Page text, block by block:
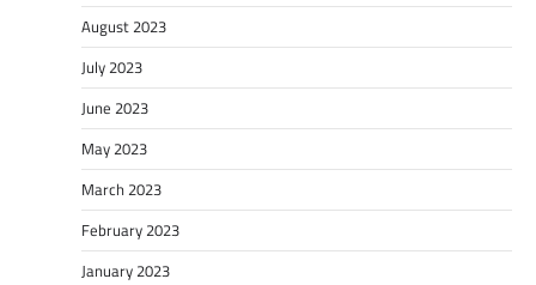
August 2023
July 2023
June 2023
May 2023
March 2023
February 2023
January 2023